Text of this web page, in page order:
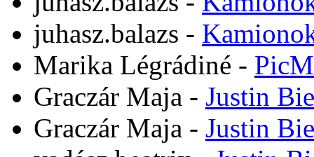
juhasz.balazs -
Marika Légrádiné -
Graczár Maja - Justin
Graczár Maja - Justin